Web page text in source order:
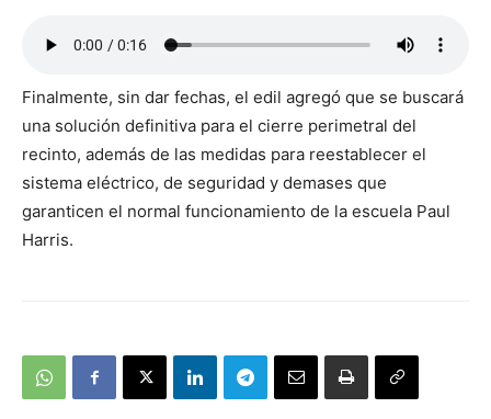
Finalmente, sin dar fechas, el edil agregó que se buscará
una solución definitiva para el cierre perimetral del
recinto, además de las medidas para reestablecer el
sistema eléctrico, de seguridad y demases que
garanticen el normal funcionamiento de la escuela Paul
Harris.